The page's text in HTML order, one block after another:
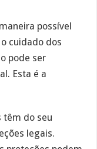
possível
cuidado dos
pode ser
Esta é a
têm do seu
legais.